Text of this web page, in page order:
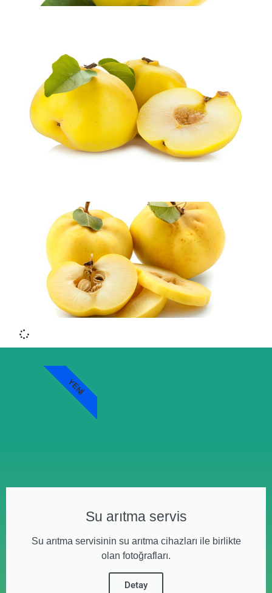
Su arıtma servis
Su arıtma servisinin su arıtma cihazları ile birlikte
olan fotoğrafları.
Detay
YENI